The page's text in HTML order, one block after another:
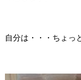
自分は・・・ちょっ